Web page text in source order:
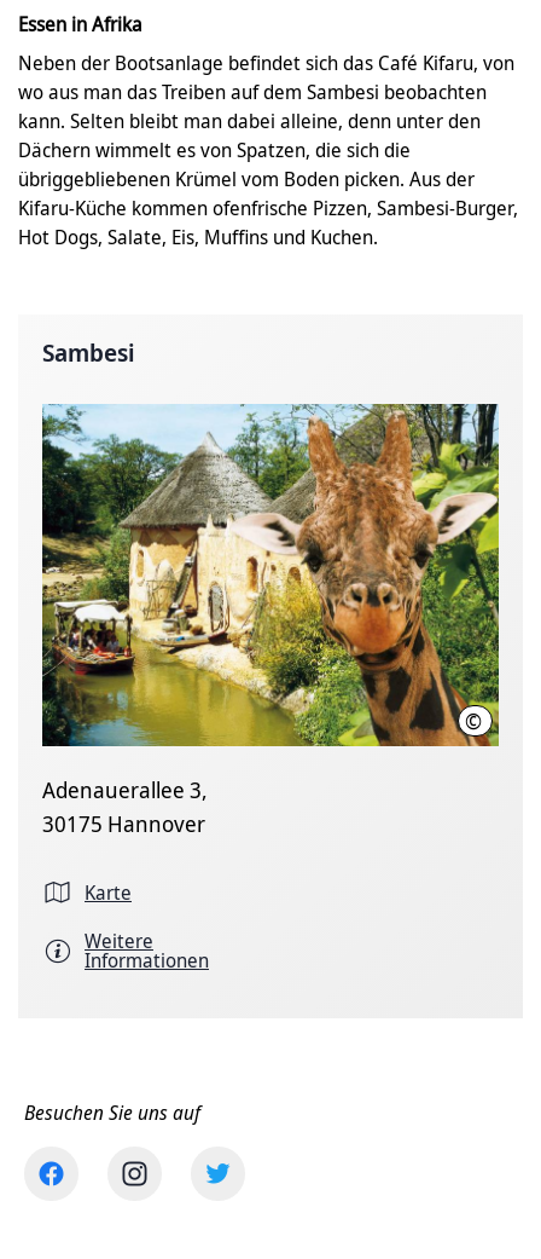
Essen in Afrika
Neben der Bootsanlage befindet sich das Café Kifaru, von
wo aus man das Treiben auf dem Sambesi beobachten
kann. Selten bleibt man dabei alleine, denn unter den
Dächern wimmelt es von Spatzen, die sich die
übriggebliebenen Krümel vom Boden picken. Aus der
Kifaru-Küche kommen ofenfrische Pizzen, Sambesi-Burger,
Hot Dogs, Salate, Eis, Muffins und Kuchen.
Sambesi
©
Adenauerallee 3,
30175 Hannover
Karte
Weitere
Informationen
Besuchen Sie uns auf